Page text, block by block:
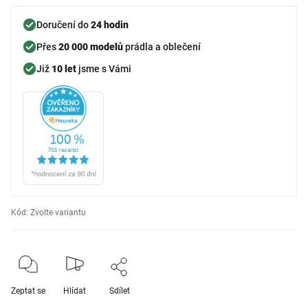
Doručení do24 hodin
Přes20 000 modelůprádla a oblečení
Již 10 let jsme s Vámi
Kód: Zvolte variantu
Zeptat se Hlídat Sdílet